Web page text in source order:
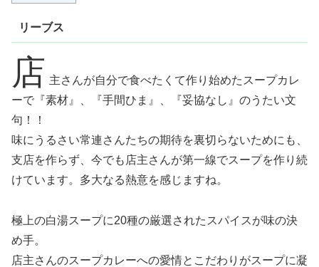
リーブス
店 主さんが自分で食べたくて作り始めたスープカレ
ーで『素材』、『手間ひま』、『妥協なし』のうたい文
句！！
味にうるさい常連さんたちの期待を裏切らないためにも、
支店を作らず、今でも店主さんが第一線でスープを作り続
けています。多大なる熱意を感じますね。
極上の白湯スープに20種の厳選されたスパイスが味の決
め手。
店主さんのスープカレーへの愛情とこだわりがスープに凝